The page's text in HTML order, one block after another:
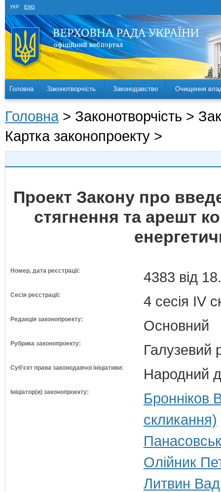
УКР ENG
Головна Законотворчість Законодавство Очищення
Головна > Законотворчість >
Картка законопроекту >
Проект Закону про
стягнення та арешт
Номер, дата реєстрації: 4383 від
Сесія реєстрації: 4 сесія IV
Редакція законопроекту: Основний
Рубрика законопроекту: Галузевий
Суб'єкт права законодавчої ініціативи: Народний
Ініціатор(и) законопроекту:
Бронніков
скликання)
Олійник
Литвин